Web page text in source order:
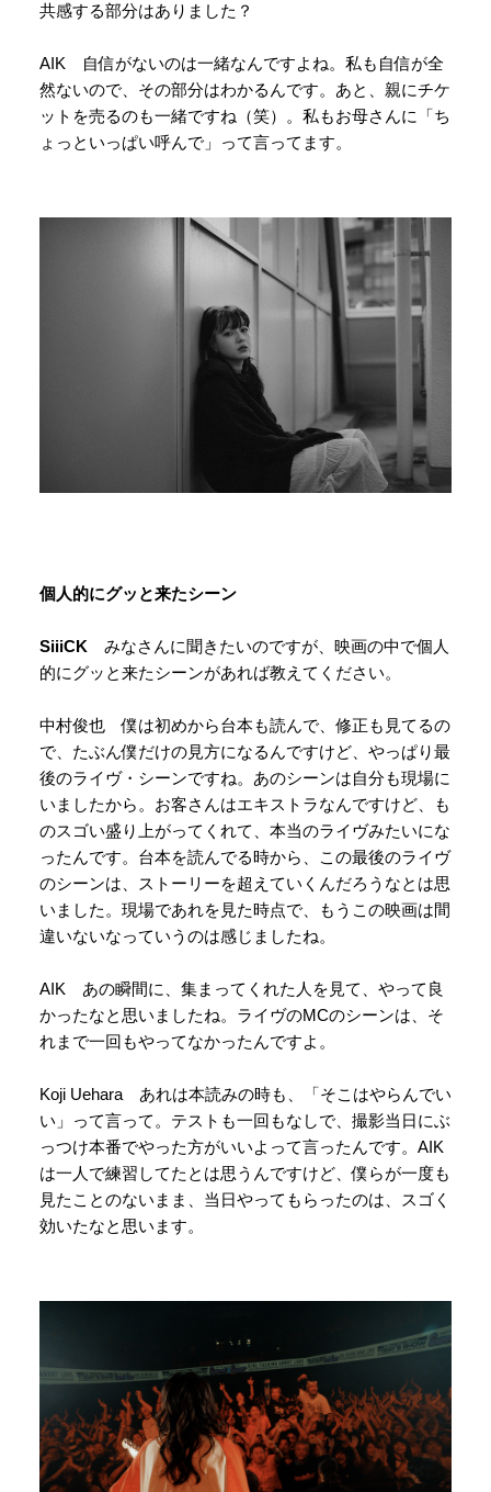
共感する部分はありました？
AIK 自信がないのは一緒なんですよね。私も自信が全
然ないので、その部分はわかるんです。あと、親にチケ
ットを売るのも一緒ですね（笑）。私もお母さんに「ち
ょっといっぱい呼んで」って言ってます。
個人的にグッと来たシーン
SiiiCK みなさんに聞きたいのですが、映画の中で個人
的にグッと来たシーンがあれば教えてください。
中村俊也 僕は初めから台本も読んで、修正も見てるの
で、たぶん僕だけの見方になるんですけど、やっぱり最
後のライヴ・シーンですね。あのシーンは自分も現場に
いましたから。お客さんはエキストラなんですけど、も
のスゴい盛り上がってくれて、本当のライヴみたいにな
ったんです。台本を読んでる時から、この最後のライヴ
のシーンは、ストーリーを超えていくんだろうなとは思
いました。現場であれを見た時点で、もうこの映画は間
違いないなっていうのは感じましたね。
AIK あの瞬間に、集まってくれた人を見て、やって良
かったなと思いましたね。ライヴのMCのシーンは、そ
れまで一回もやってなかったんですよ。
Koji Uehara あれは本読みの時も、「そこはやらんでい
い」って言って。テストも一回もなしで、撮影当日にぶ
っつけ本番でやった方がいいよって言ったんです。AIK
は一人で練習してたとは思うんですけど、僕らが一度も
見たことのないまま、当日やってもらったのは、スゴく
効いたなと思います。